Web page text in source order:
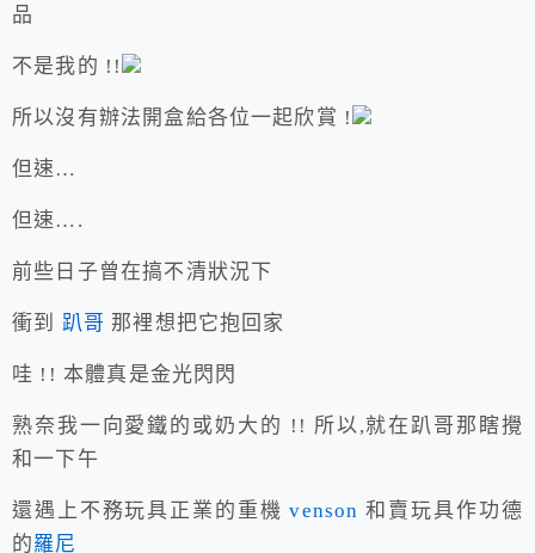
品
不是我的 !!
所以沒有辦法開盒給各位一起欣賞 !
但速…
但速….
前些日子曾在搞不清狀況下
衝到 趴哥 那裡想把它抱回家
哇 !! 本體真是金光閃閃
熟奈我一向愛鐵的或奶大的 !! 所以,就在趴哥那瞎攪
和一下午
還遇上不務玩具正業的重機venson 和賣玩具作功德
的羅尼